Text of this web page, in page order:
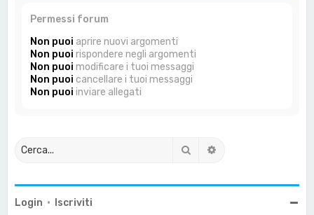
Permessi forum
Non puoi aprire nuovi argomenti
Non puoi rispondere negli argomenti
Non puoi modificare i tuoi messaggi
Non puoi cancellare i tuoi messaggi
Non puoi inviare allegati
Cerca
Login • Iscriviti